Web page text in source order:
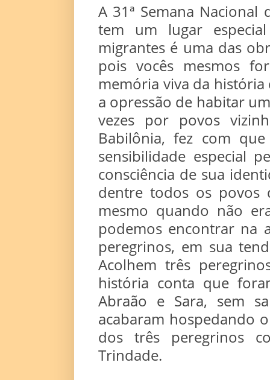
A 31ª Semana
tem um lugar
migrantes é uma das
pois vocês mesmos
memória viva da
a opressão de habitar
vezes por povos
Babilônia, fez com
sensibilidade especial
consciência de sua
dentre todos os povos
mesmo quando não
podemos encontrar na
peregrinos, em sua
Acolhem três
história conta que
Abraão e Sara, sem
acabaram hospedando
dos três peregrinos
Trindade.